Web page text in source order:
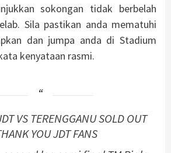
sokongan tidak berbelah
Sila pastikan anda mematuhi
dan jumpa anda di Stadium
kenyataan rasmi.
VS TERENGGANU SOLD OUT
YOU JDT FANS